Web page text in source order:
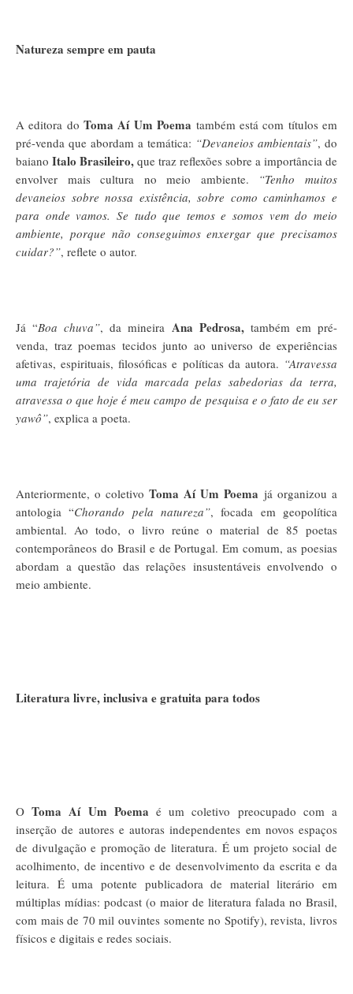
Natureza sempre em pauta
A editora doToma Aí Um Poema também está com títulos em
pré-venda que abordam a temática: “Devaneios ambientais”, do
baiano Italo Brasileiro, que traz reflexões sobre a importância de
envolver mais cultura no meio ambiente. “Tenho muitos
devaneios sobre nossa existência, sobre como caminhamos e
para onde vamos. Se tudo que temos e somos vem do meio
ambiente, porque não conseguimos enxergar que precisamos
cuidar?”, reflete o autor.
Já “Boa chuva”, da mineira Ana Pedrosa, também em pré-
venda, traz poemas tecidos junto ao universo de experiências
afetivas, espirituais, filosóficas e políticas da autora. “Atravessa
uma trajetória de vida marcada pelas sabedorias da terra,
atravessa o que hoje é meu campo de pesquisa e o fato de eu ser
yawô”, explica a poeta.
Anteriormente, o coletivo Toma Aí Um Poema já organizou a
antologia “Chorando pela natureza”, focada em geopolítica
ambiental. Ao todo, o livro reúne o material de 85 poetas
contemporâneos do Brasil e de Portugal. Em comum, as poesias
abordam a questão das relações insustentáveis envolvendo o
meio ambiente.
Literatura livre, inclusiva e gratuita para todos
OToma Aí Um Poemaé um coletivo preocupado com a
inserção de autores e autoras independentes em novos espaços
de divulgação e promoção de literatura. É um projeto social de
acolhimento, de incentivo e de desenvolvimento da escrita e da
leitura. É uma potente publicadora de material literário em
múltiplas mídias: podcast (o maior de literatura falada no Brasil,
com mais de 70 mil ouvintes somente no Spotify), revista, livros
físicos e digitais e redes sociais.